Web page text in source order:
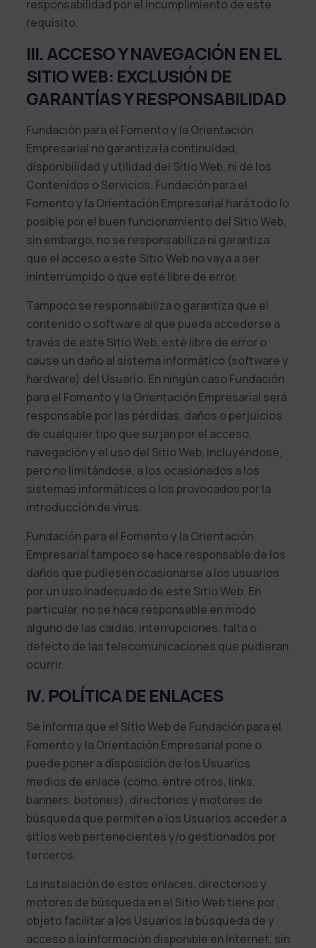
responsabilidad por el incumplimiento de este
requisito.
III. ACCESO Y NAVEGACIÓN EN EL
SITIO WEB: EXCLUSIÓN DE
GARANTÍAS Y RESPONSABILIDAD
Fundación para el Fomento y la Orientación
Empresarial no garantiza la continuidad,
disponibilidad y utilidad del Sitio Web, ni de los
Contenidos o Servicios. Fundación para el
Fomento y la Orientación Empresarial hará todo lo
posible por el buen funcionamiento del Sitio Web,
sin embargo, no se responsabiliza ni garantiza
que el acceso a este Sitio Web no vaya a ser
ininterrumpido o que esté libre de error.
Tampoco se responsabiliza o garantiza que el
contenido o software al que pueda accederse a
través de este Sitio Web, esté libre de error o
cause un daño al sistema informático (software y
hardware) del Usuario. En ningún caso Fundación
para el Fomento y la Orientación Empresarial será
responsable por las pérdidas, daños o perjuicios
de cualquier tipo que surjan por el acceso,
navegación y el uso del Sitio Web, incluyéndose,
pero no limitándose, a los ocasionados a los
sistemas informáticos o los provocados por la
introducción de virus.
Fundación para el Fomento y la Orientación
Empresarialtampoco se hace responsable de los
daños que pudiesen ocasionarse a los usuarios
por un uso inadecuado de este Sitio Web. En
particular, no se hace responsable en modo
alguno de las caídas, interrupciones, falta o
defecto de las telecomunicaciones que pudieran
ocurrir.
IV. POLÍTICA DE ENLACES
Se informa que el Sitio Web de Fundación para el
Fomento y la Orientación Empresarial pone o
puede poner a disposición de los Usuarios
medios de enlace (como, entre otros, links,
banners, botones), directorios y motores de
búsqueda que permiten a los Usuarios acceder a
sitios web pertenecientes y/o gestionados por
terceros.
La instalación de estos enlaces, directorios y
motores de búsqueda en el Sitio Web tiene por
objeto facilitar a los Usuarios la búsqueda de y
acceso a la información disponible en Internet, sin